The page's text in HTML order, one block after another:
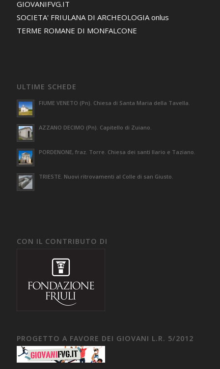
GIOVANIFVG.IT
SOCIETA' FRIULANA DI ARCHEOLOGIA onlus
TERME ROMANE DI MONFALCONE
ULTIME SCHEDE
FIUME VENETO (Pn). Chiesa di Santa Maria della Tavella.
AZZANO DECIMO (Pn). Capitello di Zuiano.
PORDENONE, fraz. Torre. Chiesa dei santi Ilario e Taziano.
TRIESTE. Nuovi ritrovamenti al Colle di san Giusto.
CON IL CONTRIBUTO DI
PROGETTO A FAVORE DEI GIOVANI L.R. 5/2012